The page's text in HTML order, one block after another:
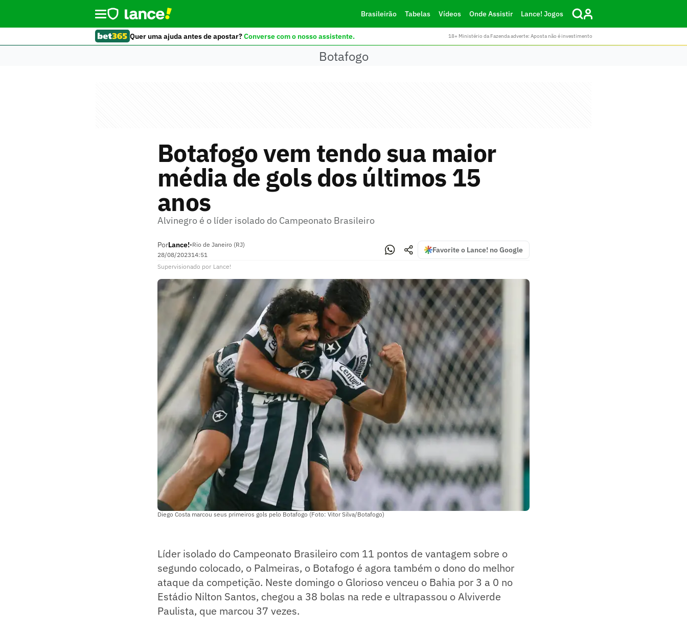
Brasileirão Tabelas Vídeos Onde Assistir Lance! Jogos
Quer uma ajuda antes de apostar?Converse com o nosso assistente. 18+ Ministério da Fazenda adverte: Aposta não é investimento
Botafogo
Botafogo vem tendo sua maior
média de gols dos últimos 15
anos
Alvinegro é o líder isolado do Campeonato Brasileiro
PorLance!•Rio de Janeiro (RJ)
28/08/202314:51
Favorite o Lance! no Google
Supervisionado por Lance!
Diego Costa marcou seus primeiros gols pelo Botafogo (Foto: Vitor Silva/Botafogo)
Líder isolado do Campeonato Brasileiro com 11 pontos de vantagem sobre o
segundo colocado, o Palmeiras, o Botafogo é agora também o dono do melhor
ataque da competição. Neste domingo o Glorioso venceu o Bahia por 3 a 0 no
Estádio Nilton Santos, chegou a 38 bolas na rede e ultrapassou o Alviverde
Paulista, que marcou 37 vezes.